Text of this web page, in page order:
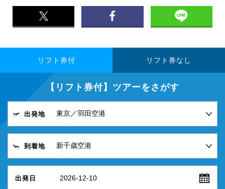
リフト券付 リフト券なし
【リフト券付】ツアーをさがす
出発地
到着地
出発日 2026-12-10